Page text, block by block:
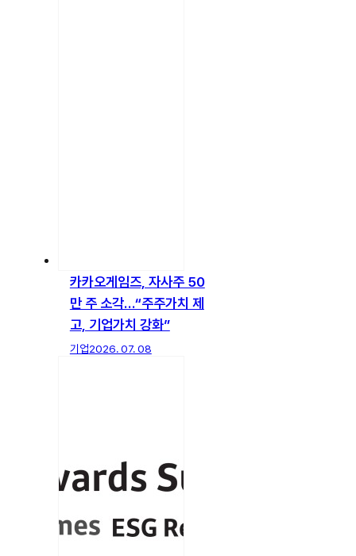
카카오게임즈, 자사주 50
만 주 소각…“주주가치 제
고, 기업가치 강화”
기업2026. 07. 08